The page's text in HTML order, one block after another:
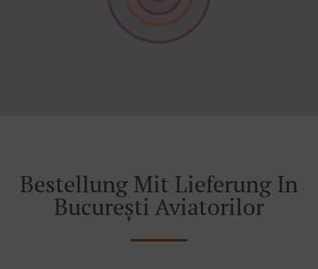
Bestellung Mit Lieferung In
București Aviatorilor